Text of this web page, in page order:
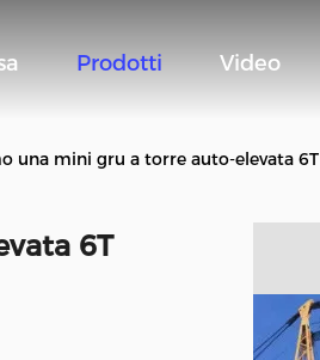
Prodotti Video
una mini gru a torre auto-elevata 6T
6T